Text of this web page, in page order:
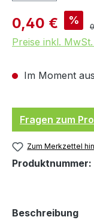
Verkaufspreis:
0,40 € %
Preise inkl.
Im Moment
Fragen zum
Zum Merkzettel
Produktnummer:
Beschreibung